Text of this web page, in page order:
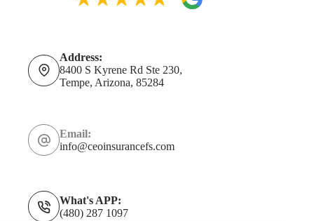
Address:
8400 S Kyrene Rd Ste 230,
Tempe, Arizona, 85284
Email:
info@ceoinsurancefs.com
What's APP:
(480) 287 1097